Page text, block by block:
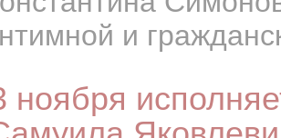
и
ноября